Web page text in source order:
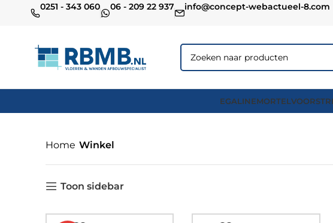
0251 - 343 060 06 - 209 22 937 info@concept-webactueel-8.com
EGALINEMORTEL
Home Winkel
Toon sidebar